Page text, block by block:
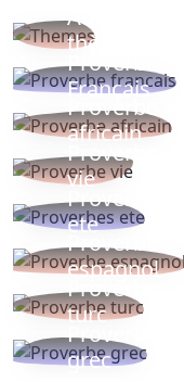
Autres
thèmes
Proverbe
Français
Proverbe
africain
Proverbe
vie
Proverbes
ete
Proverbe
espagnol
Proverbe
turc
Proverbe
grec